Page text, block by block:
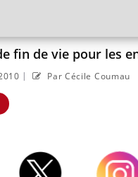
fin de vie pour les
| Par Cécile Coumau